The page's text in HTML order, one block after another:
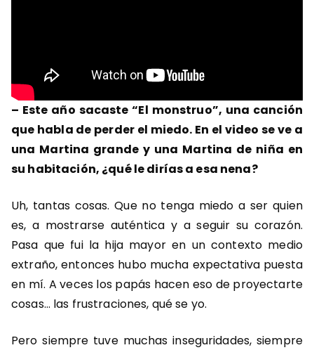
– Este año sacaste “El monstruo”, una canción
que habla de perder el miedo. En el video se ve a
una Martina grande y una Martina de niña en
su habitación, ¿qué le dirías a esa nena?
Uh, tantas cosas. Que no tenga miedo a ser quien
es, a mostrarse auténtica y a seguir su corazón.
Pasa que fui la hija mayor en un contexto medio
extraño, entonces hubo mucha expectativa puesta
en mí. A veces los papás hacen eso de proyectarte
cosas… las frustraciones, qué se yo.
Pero siempre tuve muchas inseguridades, siempre